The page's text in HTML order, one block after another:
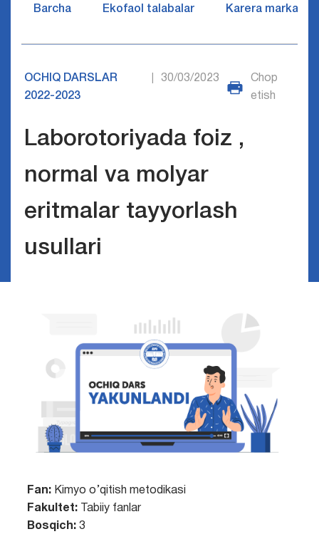
Barcha Ekofaol talabalar Karera markazi
OCHIQ DARSLAR
2022-2023
30/03/2023
Chop
etish
Laborotoriyada foiz ,
normal va molyar
eritmalar tayyorlash
usullari
Fan: Kimyo o’qitish metodikasi
Fakultet:Tabiiy fanlar
Bosqich:3